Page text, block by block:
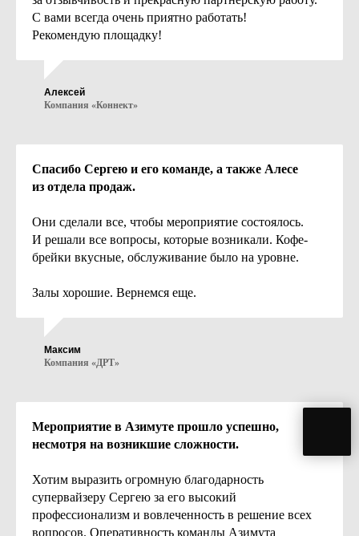
С вами всегда очень приятно работать!
Рекомендую площадку!
Алексей
Компания «Коннект»
Спасибо Сергею и его команде, а также Алесе
из отдела продаж.
Они сделали все, чтобы мероприятие состоялось.
И решали все вопросы, которые возникали. Кофе-
брейки вкусные, обслуживание было на уровне.
Залы хорошие. Вернемся еще.
Максим
Компания «ДРТ»
Мероприятие в Азимуте прошло успешно,
несмотря на возникшие сложности.
Хотим выразить огромную благодарность
супервайзеру Сергею за его высокий
профессионализм и вовлеченность в решение всех
вопросов. Оперативность команды Азимута
в отношении обработки персональных данных»
Отправить
+7 960 260 48 56
sales.eventspb@azimuthotels.com
Отвечу на вопросы
Менеджер Мария расскажет о порядке
и условиях бронирования, поможет
составить банкетное меню, ответит
Залы для